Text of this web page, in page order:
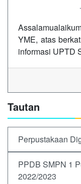
YME, atas
informasi UPTD
Tautan
Perpustakaan
PPDB SMPN 1
2022/2023